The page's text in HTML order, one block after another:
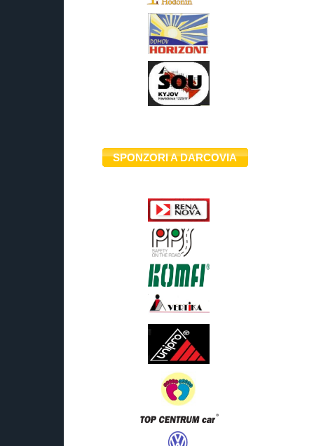
SPONZORI A DARCOVIA